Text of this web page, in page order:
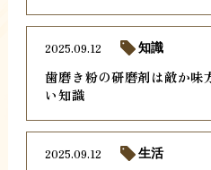
歯磨き粉の研磨剤は敵か味
い知識
2025.09.12 知識
2025.09.12 生活